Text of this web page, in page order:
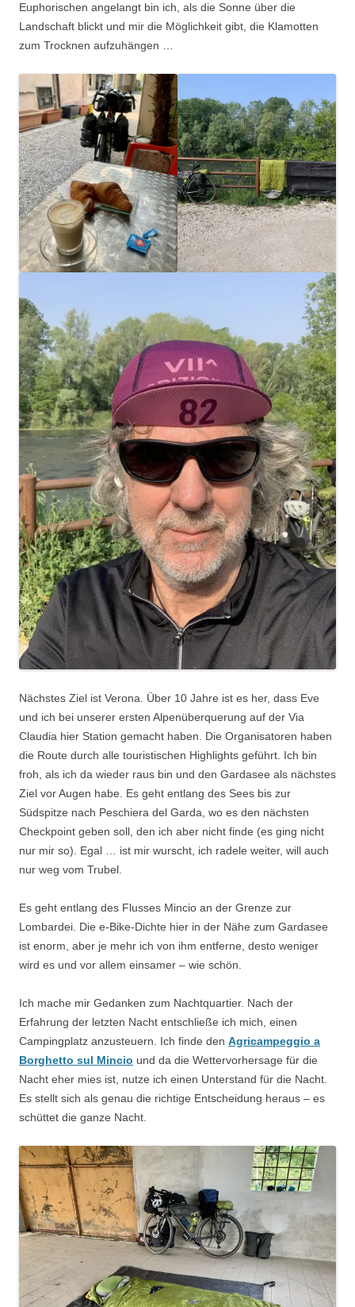
Euphorischen angelangt bin ich, als die Sonne über die
Landschaft blickt und mir die Möglichkeit gibt, die Klamotten
zum Trocknen aufzuhängen …
Nächstes Ziel ist Verona. Über 10 Jahre ist es her, dass Eve
und ich bei unserer ersten Alpenüberquerung auf der Via
Claudia hier Station gemacht haben. Die Organisatoren haben
die Route durch alle touristischen Highlights geführt. Ich bin
froh, als ich da wieder raus bin und den Gardasee als nächstes
Ziel vor Augen habe. Es geht entlang des Sees bis zur
Südspitze nach Peschiera del Garda, wo es den nächsten
Checkpoint geben soll, den ich aber nicht finde (es ging nicht
nur mir so). Egal … ist mir wurscht, ich radele weiter, will auch
nur weg vom Trubel.
Es geht entlang des Flusses Mincio an der Grenze zur
Lombardei. Die e-Bike-Dichte hier in der Nähe zum Gardasee
ist enorm, aber je mehr ich von ihm entferne, desto weniger
wird es und vor allem einsamer – wie schön.
Ich mache mir Gedanken zum Nachtquartier. Nach der
Erfahrung der letzten Nacht entschließe ich mich, einen
Campingplatz anzusteuern. Ich finde den Agricampeggio a
Borghetto sul Mincio und da die Wettervorhersage für die
Nacht eher mies ist, nutze ich einen Unterstand für die Nacht.
Es stellt sich als genau die richtige Entscheidung heraus – es
schüttet die ganze Nacht.